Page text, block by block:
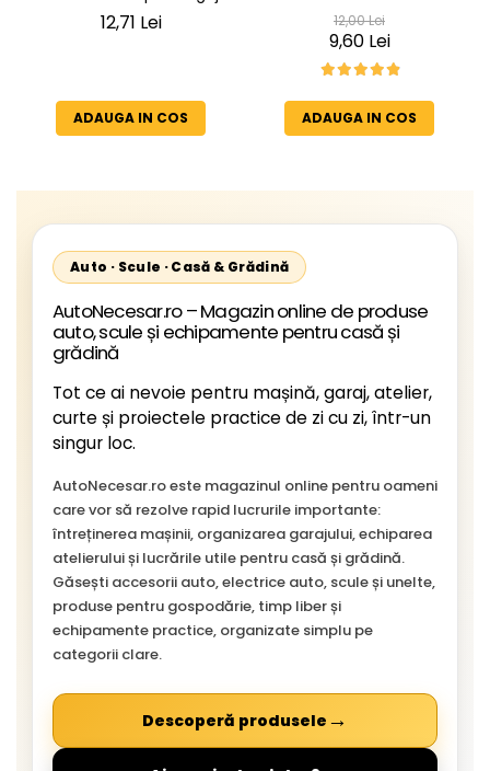
Cheder de Etanșare
Aplicații Vânzare la Metru
Liniar
12,71 Lei
ADAUGA IN COS
Etanșare Uși rezistent la
intemperii, raze UV,
îmbătrânire și temperaturi
12,00 Lei
9,60 Lei
ADAUGA IN COS
Auto · Scule · Casă & Grădină
AutoNecesar.ro – Magazin online de produse
auto, scule și echipamente pentru casă și
grădină
Tot ce ai nevoie pentru mașină, garaj, atelier,
curte și proiectele practice de zi cu zi, într-un
singur loc.
AutoNecesar.ro este magazinul online pentru oameni
care vor să rezolve rapid lucrurile importante:
întreținerea mașinii, organizarea garajului, echiparea
atelierului și lucrările utile pentru casă și grădină.
Găsești accesorii auto, electrice auto, scule și unelte,
produse pentru gospodărie, timp liber și
echipamente practice, organizate simplu pe
categorii clare.
Descoperă produsele →